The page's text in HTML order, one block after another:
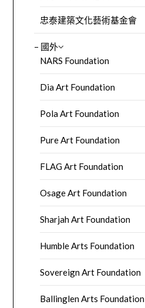
忠泰建築文化藝術基金會
– 國外
NARS Foundation
Dia Art Foundation
Pola Art Foundation
Pure Art Foundation
FLAG Art Foundation
Osage Art Foundation
Sharjah Art Foundation
Humble Arts Foundation
Sovereign Art Foundation
Ballinglen Arts Foundation